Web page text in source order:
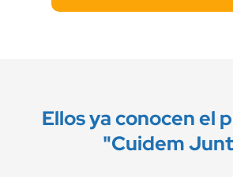
Ellos ya conocen el
"Cuidem